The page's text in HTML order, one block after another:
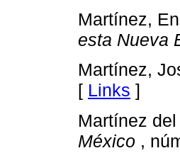
Martínez,
esta Nueva
Martínez,
[ Links ]
Martínez
México ,